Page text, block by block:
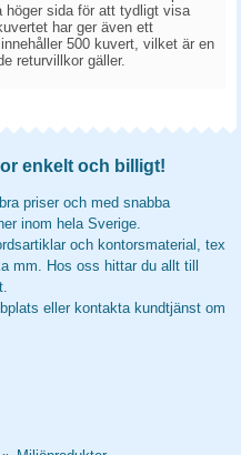
sida för att tydligt visa
har ger även ett
500 kuvert, vilket är en
returvillkor gäller.
enkelt och billigt!
priser och med snabba
inom hela Sverige.
och kontorsmaterial, tex
mm. Hos oss hittar du allt till
eller kontakta kundtjänst om